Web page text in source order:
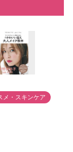
メ・スキンケア